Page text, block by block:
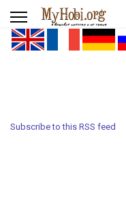
Subscribe to this RSS feed